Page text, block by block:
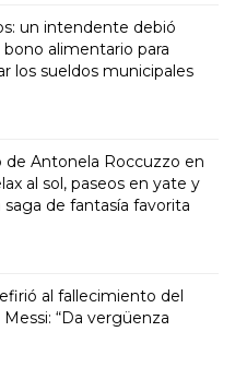
un intendente debió
alimentario para
los sueldos municipales
de Antonela Roccuzzo en
al sol, paseos en yate y
saga de fantasía favorita
al fallecimiento del
“Da vergüenza